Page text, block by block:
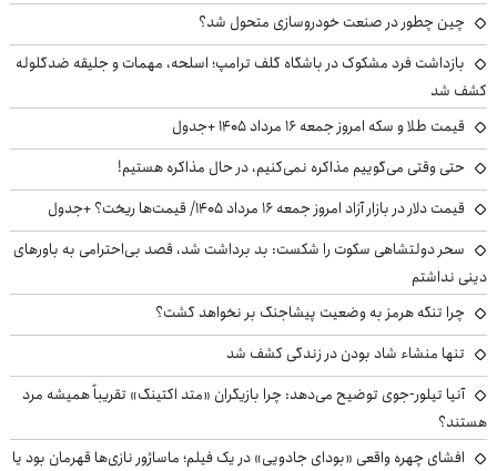
چین چطور در صنعت خودروسازی متحول شد؟
بازداشت فرد مشکوک در باشگاه گلف ترامپ؛ اسلحه، مهمات و جلیقه ضدگلوله
کشف شد
قیمت طلا و سکه امروز جمعه ۱۶ مرداد ۱۴۰۵ +جدول
حتی وقتی می‌گوییم مذاکره نمی‌کنیم، در حال مذاکره هستیم!
قیمت دلار در بازار آزاد امروز جمعه ۱۶ مرداد ۱۴۰۵/ قیمت‌ها ریخت؟ +جدول
سحر دولتشاهی سکوت را شکست: بد برداشت شد، قصد بی‌احترامی به باورهای
دینی نداشتم
چرا تنگه هرمز به وضعیت پیشاجنگ بر نخواهد گشت؟
تنها منشاء شاد بودن در زندگی کشف شد
آنیا تیلور-جوی توضیح می‌دهد: چرا بازیگران «متد اکتینگ» تقریباً همیشه مرد
هستند؟
افشای چهره واقعی «بودای جادویی» در یک فیلم؛ ماساژور نازی‌ها قهرمان بود یا